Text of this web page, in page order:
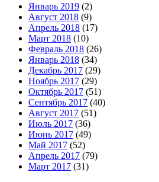
Январь 2019 (2)
Август 2018 (9)
Апрель 2018 (17)
Март 2018 (10)
Февраль 2018 (26)
Январь 2018 (34)
Декабрь 2017 (29)
Ноябрь 2017 (29)
Октябрь 2017 (51)
Сентябрь 2017 (40)
Август 2017 (51)
Июль 2017 (36)
Июнь 2017 (49)
Май 2017 (52)
Апрель 2017 (79)
Март 2017 (31)